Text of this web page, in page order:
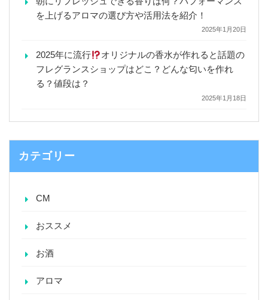
を上げるアロマの選び方や活用法を紹介！
2025年1月20日
2025年に流行
オリジナルの香水が作れると話題の
フレグランスショップはどこ？どんな匂いを作れ
る？値段は？
2025年1月18日
カテゴリー
CM
おススメ
お酒
アロマ